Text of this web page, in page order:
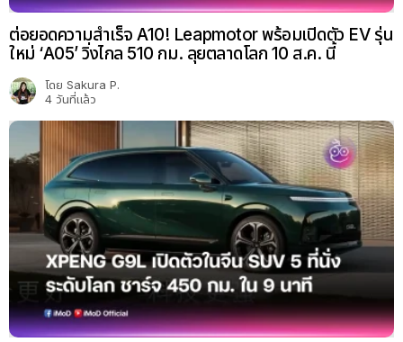
ต่อยอดความสำเร็จ A10! Leapmotor พร้อมเปิดตัว EV รุ่น
ใหม่ ‘A05’ วิ่งไกล 510 กม. ลุยตลาดโลก 10 ส.ค. นี้
โดย Sakura P.
4 วันที่แล้ว